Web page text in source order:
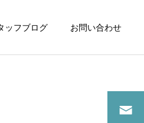
ッフブログ お問い合わせ